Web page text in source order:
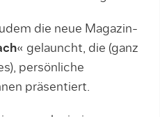
die neue Magazin-
« gelauncht, die (ganz
persönliche
präsentiert.